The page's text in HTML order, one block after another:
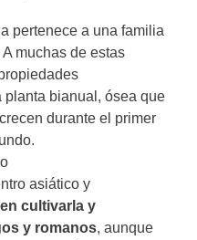
pertenece a una familia
A muchas de estas
planta bianual, ósea que
durante el primer
asiático y
cultivarla y
y romanos, aunque